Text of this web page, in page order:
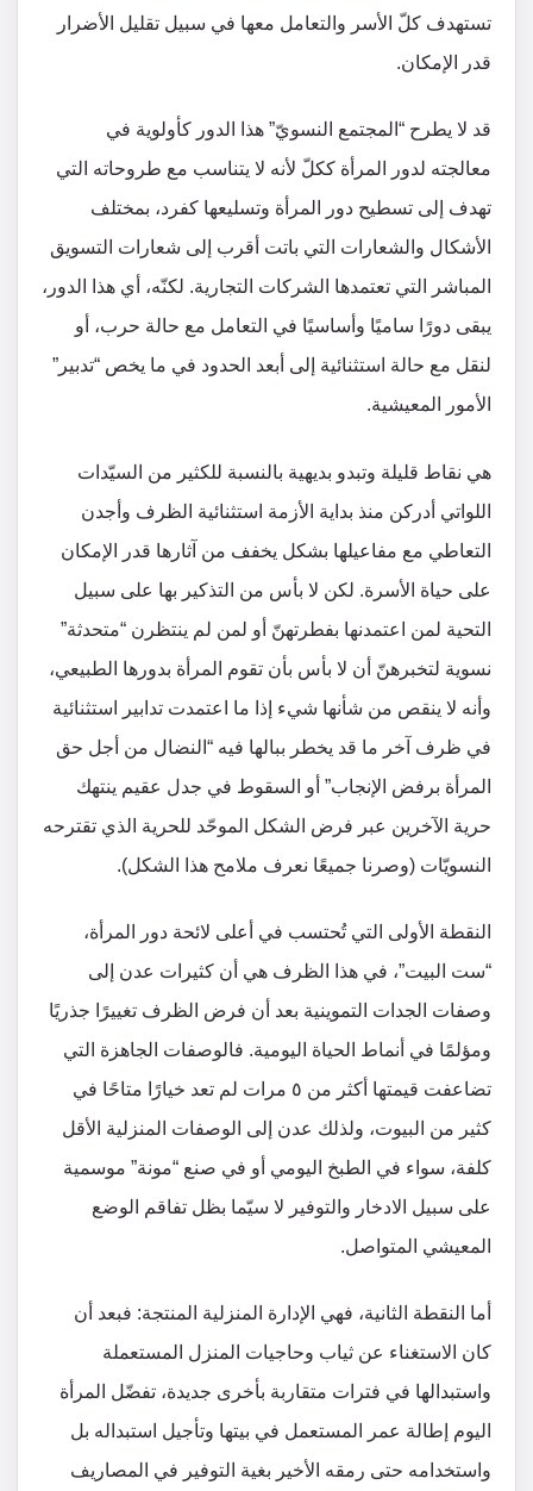
تستهدف كلّ الأسر والتعامل معها في سبيل تقليل الأضرار
قدر الإمكان.
قد لا يطرح “المجتمع النسويّ” هذا الدور كأولوية في
معالجته لدور المرأة ككلّ لأنه لا يتناسب مع طروحاته التي
تهدف إلى تسطيح دور المرأة وتسليعها كفرد، بمختلف
الأشكال والشعارات التي باتت أقرب إلى شعارات التسويق
المباشر التي تعتمدها الشركات التجارية. لكنّه، أي هذا الدور،
يبقى دورًا ساميًا وأساسيًا في التعامل مع حالة حرب، أو
لنقل مع حالة استثنائية إلى أبعد الحدود في ما يخص “تدبير”
الأمور المعيشية.
هي نقاط قليلة وتبدو بديهية بالنسبة للكثير من السيّدات
اللواتي أدركن منذ بداية الأزمة استثنائية الظرف وأجدن
التعاطي مع مفاعيلها بشكل يخفف من آثارها قدر الإمكان
على حياة الأسرة. لكن لا بأس من التذكير بها على سبيل
التحية لمن اعتمدنها بفطرتهنّ أو لمن لم ينتظرن “متحدثة”
نسوية لتخبرهنّ أن لا بأس بأن تقوم المرأة بدورها الطبيعي،
وأنه لا ينقص من شأنها شيء إذا ما اعتمدت تدابير استثنائية
في ظرف آخر ما قد يخطر ببالها فيه “النضال من أجل حق
المرأة برفض الإنجاب” أو السقوط في جدل عقيم ينتهك
حرية الآخرين عبر فرض الشكل الموحّد للحرية الذي تقترحه
النسويّات (وصرنا جميعًا نعرف ملامح هذا الشكل).
النقطة الأولى التي تُحتسب في أعلى لائحة دور المرأة،
“ست البيت”، في هذا الظرف هي أن كثيرات عدن إلى
وصفات الجدات التموينية بعد أن فرض الظرف تغييرًا جذريًا
ومؤلمًا في أنماط الحياة اليومية. فالوصفات الجاهزة التي
تضاعفت قيمتها أكثر من ٥ مرات لم تعد خيارًا متاحًا في
كثير من البيوت، ولذلك عدن إلى الوصفات المنزلية الأقل
كلفة، سواء في الطبخ اليومي أو في صنع “مونة” موسمية
على سبيل الادخار والتوفير لا سيّما بظل تفاقم الوضع
المعيشي المتواصل.
أما النقطة الثانية، فهي الإدارة المنزلية المنتجة: فبعد أن
كان الاستغناء عن ثياب وحاجيات المنزل المستعملة
واستبدالها في فترات متقاربة بأخرى جديدة، تفضّل المرأة
اليوم إطالة عمر المستعمل في بيتها وتأجيل استبداله بل
واستخدامه حتى رمقه الأخير بغية التوفير في المصاريف